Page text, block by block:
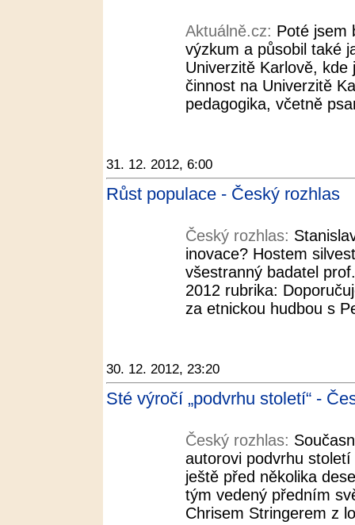
Aktuálně.cz: Poté jsem
výzkum a působil také
Univerzitě Karlově,
činnost na Univerzitě
pedagogika, včetně
31. 12. 2012, 6:00
Růst populace - Český rozhlas
Český rozhlas:
inovace? Hostem
všestranný badatel
2012 rubrika:
za etnickou hudbou s
30. 12. 2012, 23:20
Sté výročí „podvrhu století“ -
Český rozhlas:
autorovi podvrhu
ještě před několika
tým vedený předním
Chrisem Stringerem z